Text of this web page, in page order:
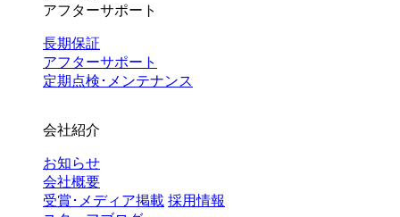
アフターサポート
長期保証
アフターサポート
定期点検･メンテナンス
会社紹介
お知らせ
会社概要
受賞･メディア掲載 採用情報